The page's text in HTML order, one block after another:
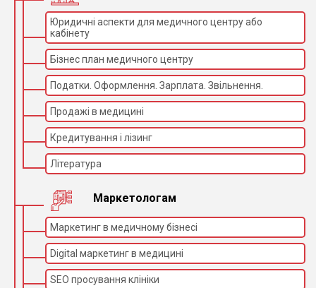
Юридичні аспекти для медичного центру або
кабінету
Бізнес план медичного центру
Податки. Оформлення. Зарплата. Звільнення.
Продажі в медицині
Кредитування і лізинг
Література
Маркетологам
Маркетинг в медичному бізнесі
Digital маркетинг в медицині
SEO просування клініки